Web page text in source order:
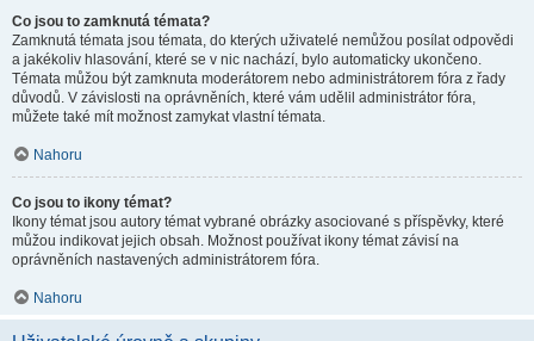
Co jsou to zamknutá témata?
Zamknutá témata jsou témata, do kterých uživatelé nemůžou posílat odpovědi
a jakékoliv hlasování, které se v nic nachází, bylo automaticky ukončeno.
Témata můžou být zamknuta moderátorem nebo administrátorem fóra z řady
důvodů. V závislosti na oprávněních, které vám udělil administrátor fóra,
můžete také mít možnost zamykat vlastní témata.
Nahoru
Co jsou to ikony témat?
Ikony témat jsou autory témat vybrané obrázky asociované s příspěvky, které
můžou indikovat jejich obsah. Možnost používat ikony témat závisí na
oprávněních nastavených administrátorem fóra.
Nahoru